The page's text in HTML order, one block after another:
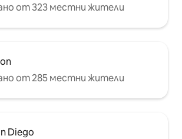
от 323 местни жители
от 285 местни жители
Diego